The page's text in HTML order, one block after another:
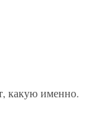
какую именно.